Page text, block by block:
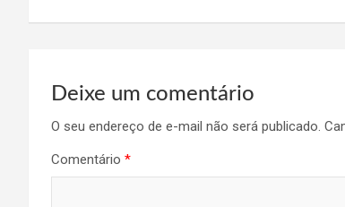
Post
Deixe um comentário
O seu endereço de e-mail não será publicado.
Comentário *